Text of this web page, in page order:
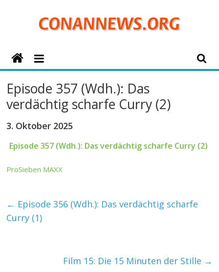
ConanNews.org
Conan
News
Episode 357 (Wdh.): Das
verdächtig scharfe Curry (2)
3. Oktober 2025
Episode 357 (Wdh.): Das verdächtig scharfe Curry (2)
ProSieben MAXX
← Episode 356 (Wdh.): Das verdächtig scharfe
Curry (1)
Film 15: Die 15 Minuten der Stille →